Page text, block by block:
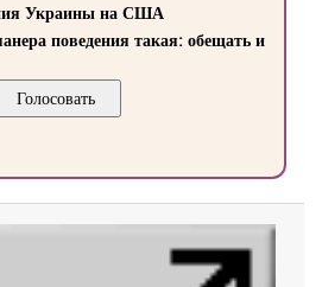
Украины на США
поведения такая: обещать и